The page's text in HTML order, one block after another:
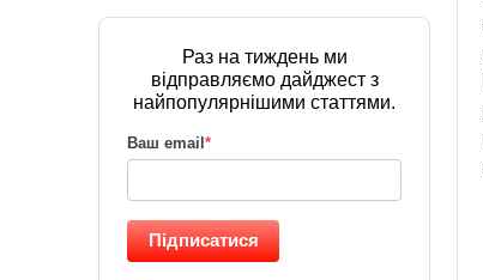
Раз на тиждень ми
відправляємо дайджест з
найпопулярнішими статтями.
Ваш email *
Підписатися